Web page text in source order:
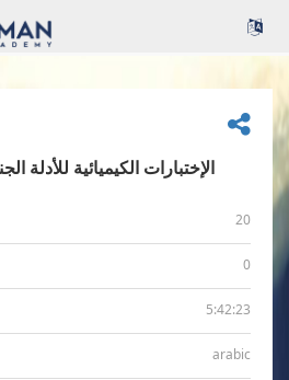
الإختبارات الكيميائية للأدلة
20
0
5:42:23
arabic